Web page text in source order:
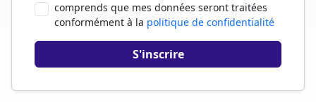
comprends que mes données seront traitées
conformément à la politique de confidentialité